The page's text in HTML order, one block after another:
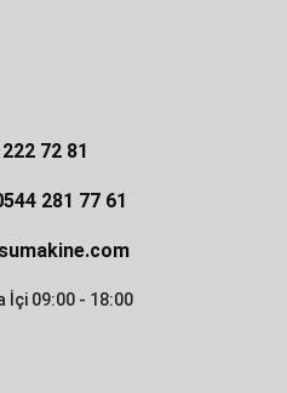
72 81
281 77 61
İçi 09:00 - 18:00